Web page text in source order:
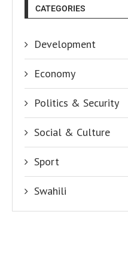
CATEGORIES
Development
Economy
Politics & Security
Social & Culture
Sport
Swahili